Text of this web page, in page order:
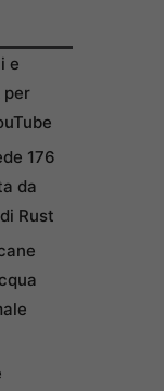
e
per
176
da
Rust